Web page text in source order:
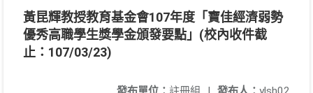
黃昆輝教授教育基金會107年度「寶佳經濟弱勢
優秀高職學生獎學金頒發要點」(校內收件截
止：107/03/23)